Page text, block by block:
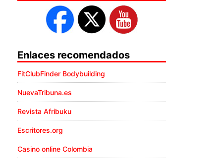
Enlaces recomendados
FitClubFinder Bodybuilding
NuevaTribuna.es
Revista Afribuku
Escritores.org
Casino online Colombia